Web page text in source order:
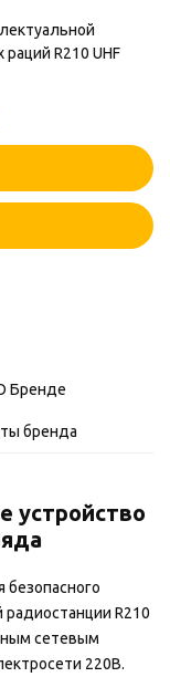
R210 UHF
Бренде
бренда
устройство
безопасного
R210
сетевым
220В.